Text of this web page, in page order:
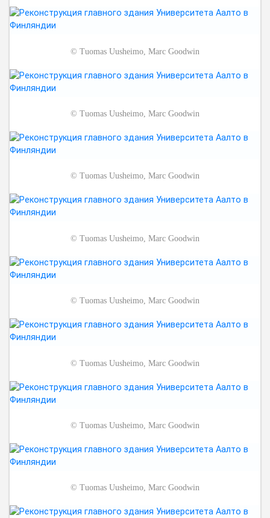
© Tuomas Uusheimo, Marc Goodwin
© Tuomas Uusheimo, Marc Goodwin
© Tuomas Uusheimo, Marc Goodwin
© Tuomas Uusheimo, Marc Goodwin
© Tuomas Uusheimo, Marc Goodwin
© Tuomas Uusheimo, Marc Goodwin
© Tuomas Uusheimo, Marc Goodwin
© Tuomas Uusheimo, Marc Goodwin